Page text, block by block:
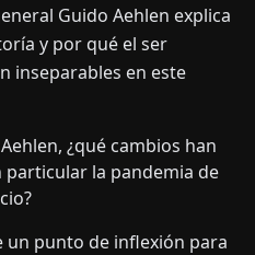
Guido Aehlen explica
y por qué el ser
inseparables en este
¿qué cambios han
la pandemia de
un punto de inflexión para